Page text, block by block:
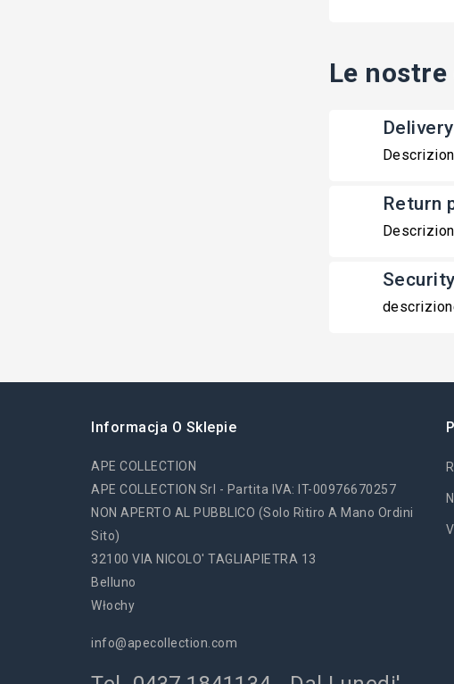
Le
Return
Informacja O Sklepie
APE COLLECTION
APE COLLECTION Srl - Partita IVA: IT-00976670257
NON APERTO AL PUBBLICO (solo Ritiro A Mano Ordini
Sito)
32100 VIA NICOLO' TAGLIAPIETRA 13
Belluno
Włochy
info@apecollection.com